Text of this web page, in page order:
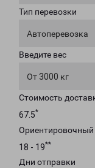
Тип перевозки
Автоперевозка
Введите вес
От 3000 кг
Стоимость
67.5*
Ориентировочный
18 - 19**
Дни отправки